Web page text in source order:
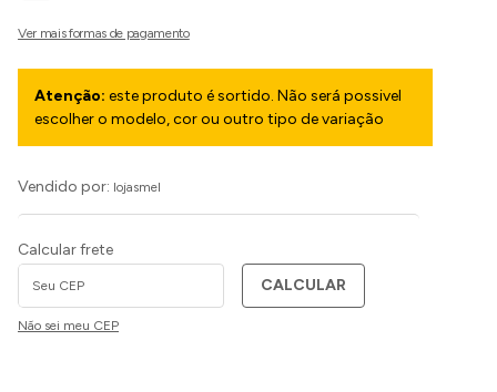
Atenção: este produto é sortido. Não será possivel
escolher o modelo, cor ou outro tipo de variação
Vendido por: lojasmel
Calcular frete
CALCULAR
Não sei meu CEP